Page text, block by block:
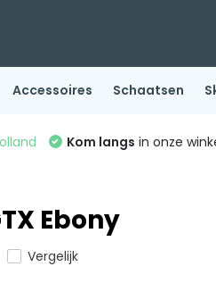
Accessoires Schaatsen
Kom langs in onze
Ebony
Vergelijk